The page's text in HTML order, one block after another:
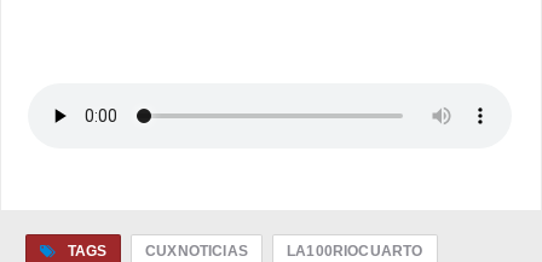
TAGS CUXNOTICIAS LA100RIOCUARTO